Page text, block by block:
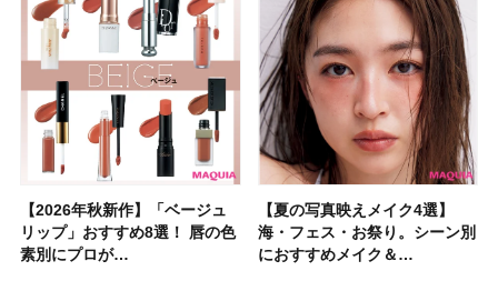
【2026年秋新作】「ベージュ
リップ」おすすめ8選！ 唇の色
素別にプロが…
【夏の写真映えメイク4選】
海・フェス・お祭り。シーン別
におすすめメイク＆…
【2026夏】「シートマスク・
パック」ランキングTOP5！＜
マキアビュー…
【2026夏】「洗顔料」ランキ
ングTOP5！＜マキアビューテ
ィーズが投票…
【2026年秋新作】「ベージュ
リップ」おすすめ8選！ 唇の色
素別にプロが…
【夏の写真映えメイク4選】
海・フェス・お祭り。シーン別
におすすめメイク＆…
【ニベア】美容液リップクリー
ム＆ボディスクラブが新登場！
大人気の色付き…
【石井美保さん・50歳のボディ
ケア愛用品16選】首・手・バス
トのパーツケ…
【2026夏】「インナーケア・
サプリ」ランキングTOP5！＜
美容マニア集…
【石井美保さんのおすすめお菓
子＆お茶10選】手土産にもぴっ
たり
【最新】髪のうねり・広がり・
くせ毛におすすめのシャンプー
17選
【2026年夏】透明感カラーの
髪色おすすめ20選！ ブリーチ
あり・なし別…
【2026年8月の一粒万倍日】お
すすめの開運コスメ＆美容アイ
テム10選！
【読者プレゼント】羽の見えな
いハンディファン
「baramood」を3名様…
【ジョー マローン ロンドン】
大人気フレグランス「ウッド
セージ ＆ シ…
先行販売でゲット🧡LUNASOL
アイカラーレーションN 23
Rosy…